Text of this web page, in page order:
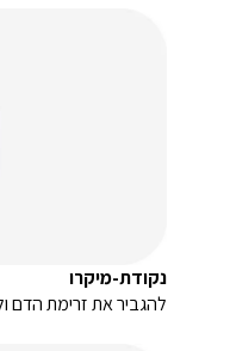
נקודת-מיקרו
להגביר את זרימת הדם